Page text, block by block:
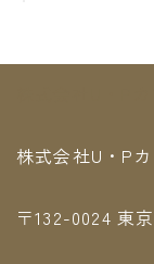
株式会社U・P
〒132-0024 東